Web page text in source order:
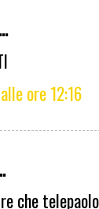
ore 12:16
che